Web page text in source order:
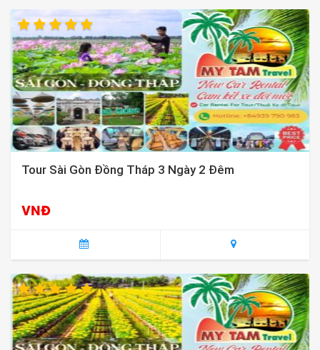
Tour Sài Gòn Đồng Tháp 3 Ngày 2 Đêm
VNĐ